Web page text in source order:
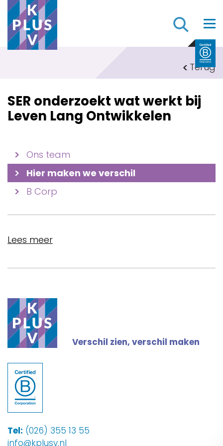
Terug
SER onderzoekt wat werkt bij
Leven Lang Ontwikkelen
Ons team
Hier maken we verschil
B Corp
Lees meer
Verschil zien, verschil maken
Tel: (026) 355 13 55
info@kplusv.nl